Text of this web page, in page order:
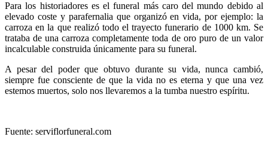
Para los historiadores es el funeral más caro del mundo debido al
elevado coste y parafernalia que organizó en vida, por ejemplo: la
carroza en la que realizó todo el trayecto funerario de 1000 km. Se
trataba de una carroza completamente toda de oro puro de un valor
incalculable construida únicamente para su funeral.
A pesar del poder que obtuvo durante su vida, nunca cambió,
siempre fue consciente de que la vida no es eterna y que una vez
estemos muertos, solo nos llevaremos a la tumba nuestro espíritu.
Fuente: serviflorfuneral.com